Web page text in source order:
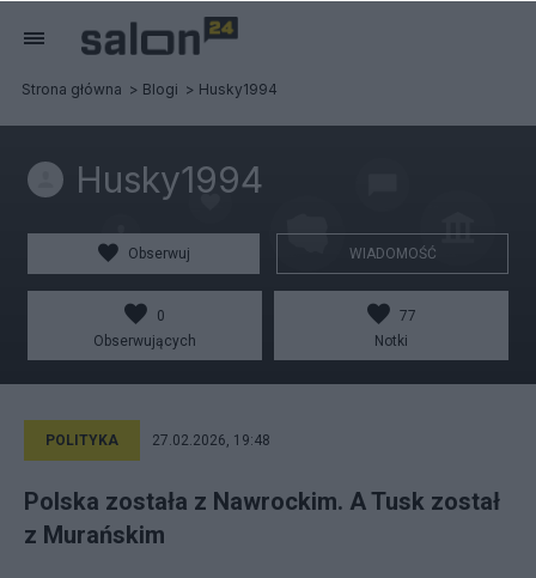
Strona główna Blogi Husky1994
Husky1994
Obserwuj WIADOMOŚĆ
0
Obserwujących
77
Notki
POLITYKA 27.02.2026, 19:48
Polska została z Nawrockim. A Tusk został
z Murańskim